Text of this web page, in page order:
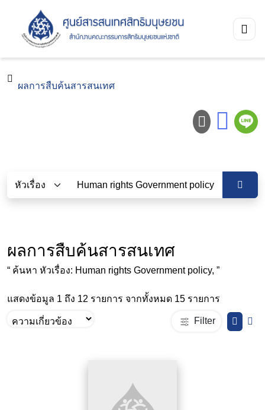
ผลการสืบค้นสารสนเทศ
ผลการสืบค้นสารสนเทศ
“ ค้นหา หัวเรื่อง: Human rights Government policy, ”
แสดงข้อมูล 1 ถึง 12 รายการ จากทั้งหมด 15 รายการ
Filter